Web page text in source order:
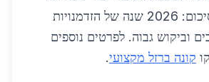
פחת ב-10%. סיכום: 2026 שנה של הזדמנויות
וביקוש גבוה. לפרטים נוספים
קונה ברזל מקצועי.